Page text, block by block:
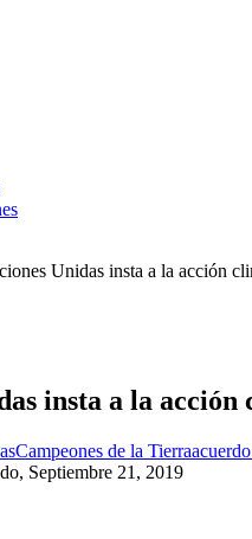
Unidas insta a la acción
insta a la acción
Campeones de la Tierra
Septiembre 21, 2019